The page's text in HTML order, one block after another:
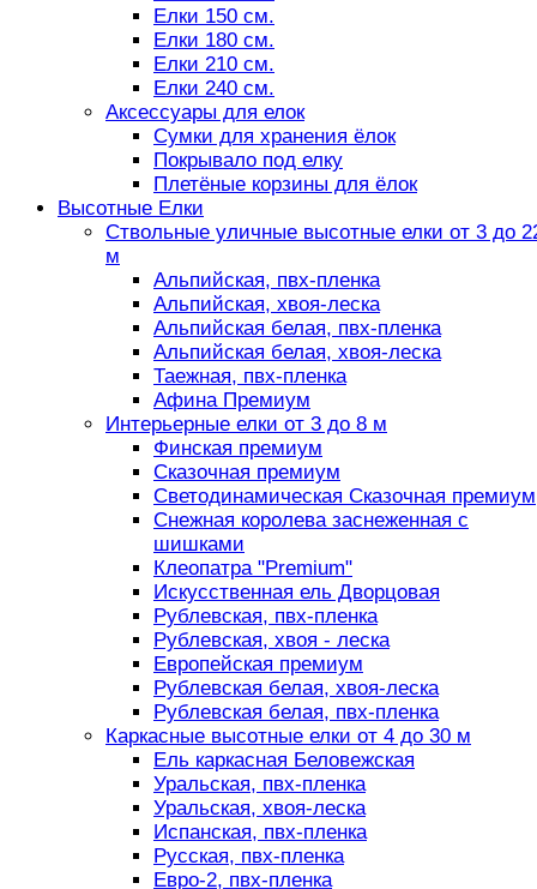
Елки 150 см.
Елки 180 см.
Елки 210 см.
Елки 240 см.
Аксессуары для елок
Сумки для хранения ёлок
Покрывало под елку
Плетёные корзины для ёлок
Высотные Елки
Ствольные уличные высотные елки от 3 до
м
Альпийская, пвх-пленка
Альпийская, хвоя-леска
Альпийская белая, пвх-пленка
Альпийская белая, хвоя-леска
Таежная, пвх-пленка
Афина Премиум
Интерьерные елки от 3 до 8 м
Финская премиум
Сказочная премиум
Светодинамическая Сказочная премиум
Снежная королева заснеженная с
шишками
Клеопатра "Premium"
Искусственная ель Дворцовая
Рублевская, пвх-пленка
Рублевская, хвоя - леска
Европейская премиум
Рублевская белая, хвоя-леска
Рублевская белая, пвх-пленка
Каркасные высотные елки от 4 до 30 м
Ель каркасная Беловежская
Уральская, пвх-пленка
Уральская, хвоя-леска
Испанская, пвх-пленка
Русская, пвх-пленка
Евро-2, пвх-пленка